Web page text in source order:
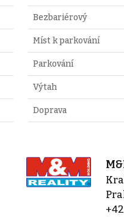
Bezbariérový
Míst k parkování
Parkování
Výtah
Doprava